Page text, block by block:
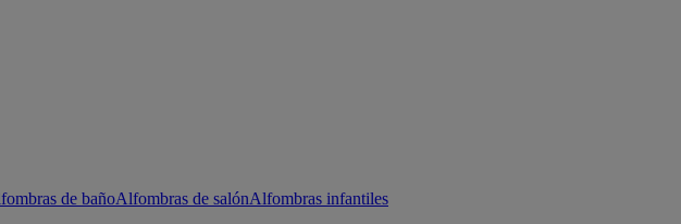
de bañoAlfombras de salónAlfombras infantiles